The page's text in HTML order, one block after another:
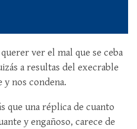
ver el mal que se ceba
a resultas del execrable
y nos condena.
que una réplica de cuanto
y engañoso, carece de